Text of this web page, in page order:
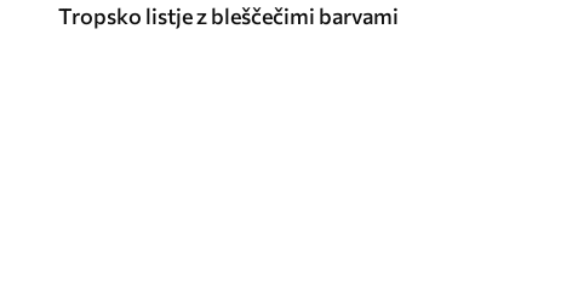
Tropsko listje z bleščečimi barvami